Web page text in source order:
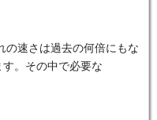
の速さは過去の何倍にもな
す。その中で必要な